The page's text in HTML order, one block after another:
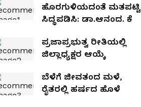
ಹೊರಗುಳಿಯದಂತೆ ಮತಪಟ್ಟಿ
ಸಿದ್ಧಪಡಿಸಿ: ಡಾ.ಆನಂದ. ಕೆ
ಪ್ರಜಾಪ್ರಭುತ್ವ ರೀತಿಯಲ್ಲಿ
ಜಿಲ್ಲಾಧ್ಯಕ್ಷರ ಆಯ್ಕೆ
ಬೆಳೆಗೆ ಜೀವತಂದ ಮಳೆ,
ರೈತರಲ್ಲಿ ಹರ್ಷದ ಹೊಳೆ